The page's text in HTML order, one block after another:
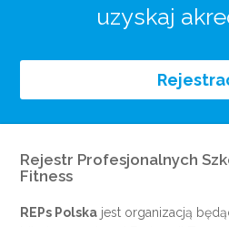
uzyskaj
Rejestr Profesjonalnych
Fitness
REPs Polska jest organizacją